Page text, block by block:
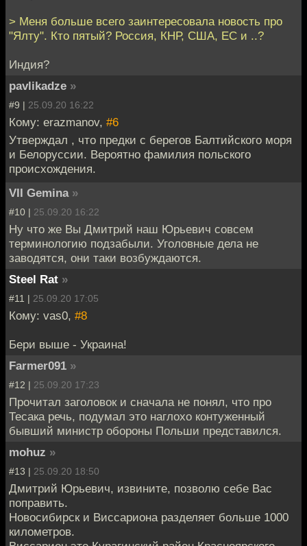
> Меня больше всего заинтересовала новость про
"Ялту". Кто пятый? Россия, КНР, США, ЕС и ..?
Индия?
pavlikadze »
#9 | 25.09.20 16:22
Кому: erazmanov, #6
Утверждал , что предки с берегов Балтийского моря
и Белоруссии. Вероятно фамилия польского
происхождения.
VII Gemina »
#10 | 25.09.20 16:22
Ну что же Вы Дмитрий наш Юрьевич совсем
терминологию подзабыли. Уголовные дела не
заводятся, они таки возбуждаются.
Steel Rat »
#11 | 25.09.20 17:05
Кому: vas0, #8
Бери выше - Украина!
Farmer091 »
#12 | 25.09.20 17:23
Прочитал заголовок и сначала не понял, что про
Тесака речь, подумал это наглохо контуженный
бывший министр обороны Польши представился.
mohuz »
#13 | 25.09.20 18:50
Дмитрий Юрьевич, извините, позволю себе Вас
поправить.
Новосибирск и Виссариона разделяет больше 1000
километров.